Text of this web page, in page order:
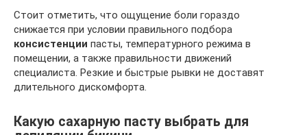
Стоит отметить, что ощущение боли гораздо
снижается при условии правильного подбора
консистенции пасты, температурного режима в
помещении, а также правильности движений
специалиста. Резкие и быстрые рывки не доставят
длительного дискомфорта.
Какую сахарную пасту выбрать для